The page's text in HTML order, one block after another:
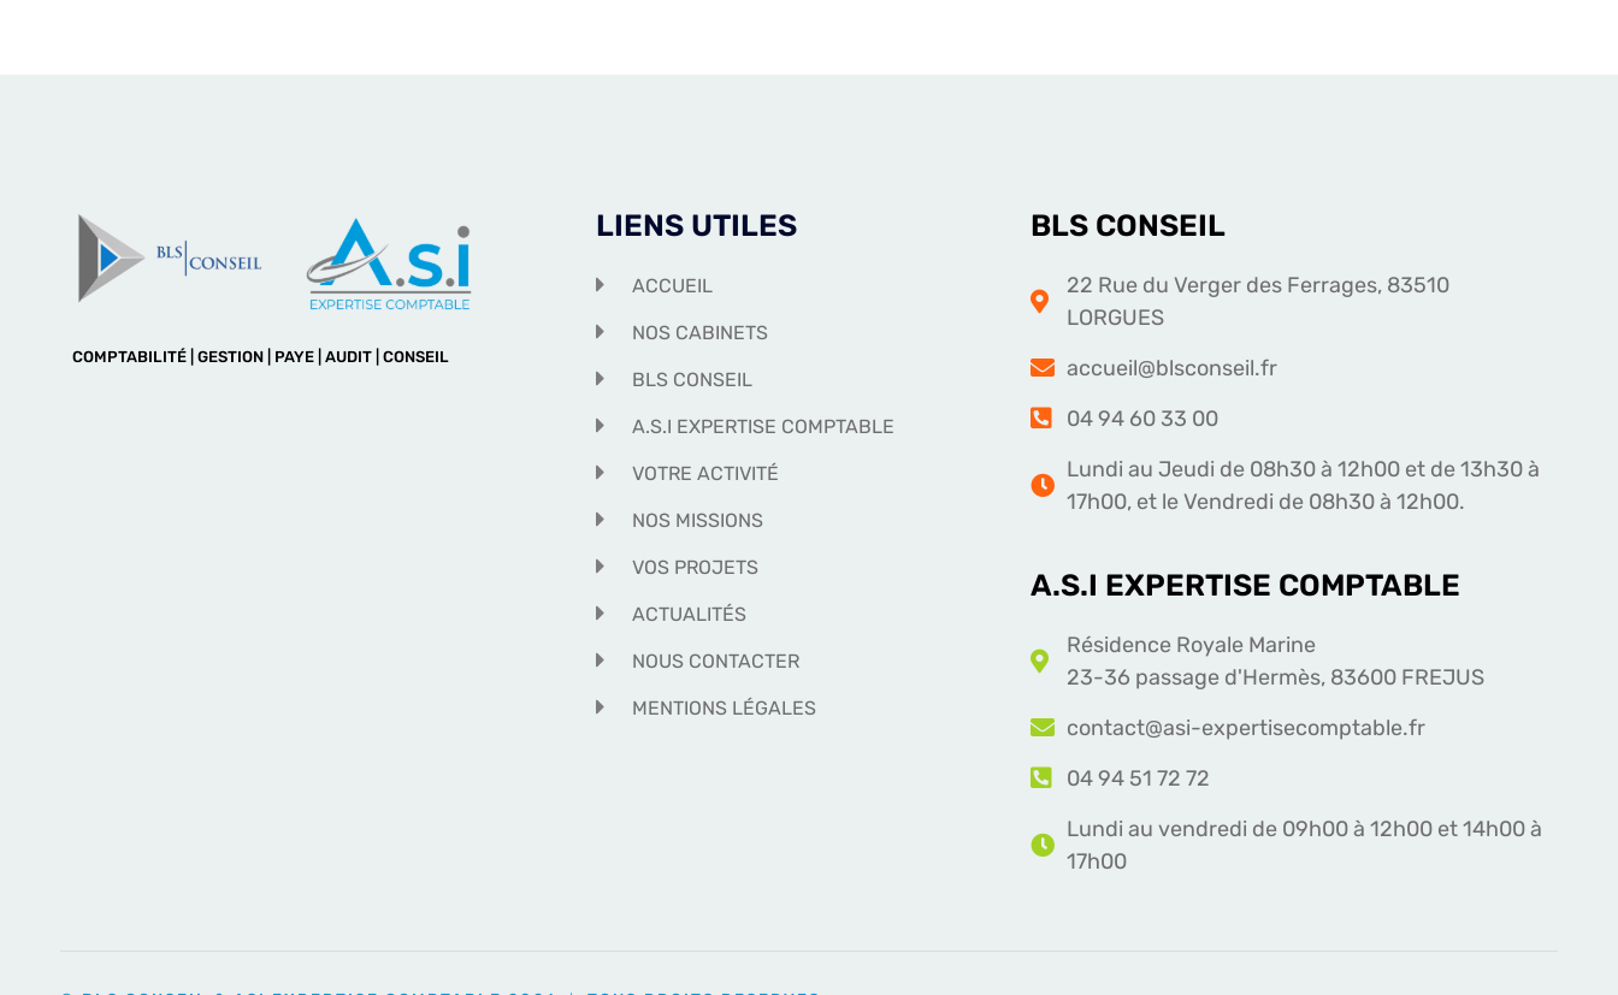
COMPTABILITÉ | GESTION | PAYE | AUDIT | CONSEIL
LIENS UTILES
ACCUEIL
NOS CABINETS
BLS CONSEIL
A.S.I EXPERTISE COMPTABLE
VOTRE ACTIVITÉ
NOS MISSIONS
VOS PROJETS
ACTUALITÉS
NOUS CONTACTER
MENTIONS LÉGALES
BLS CONSEIL
22 Rue du Verger des Ferrages, 83510
LORGUES
accueil@blsconseil.fr
04 94 60 33 00
Lundi au Jeudi de 08h30 à 12h00 et de 13h30 à
17h00, et le Vendredi de 08h30 à 12h00.
A.S.I EXPERTISE COMPTABLE
Résidence Royale Marine
23-36 passage d'Hermès, 83600 FREJUS
contact@asi-expertisecomptable.fr
04 94 51 72 72
Lundi au vendredi de 09h00 à 12h00 et 14h00 à
17h00